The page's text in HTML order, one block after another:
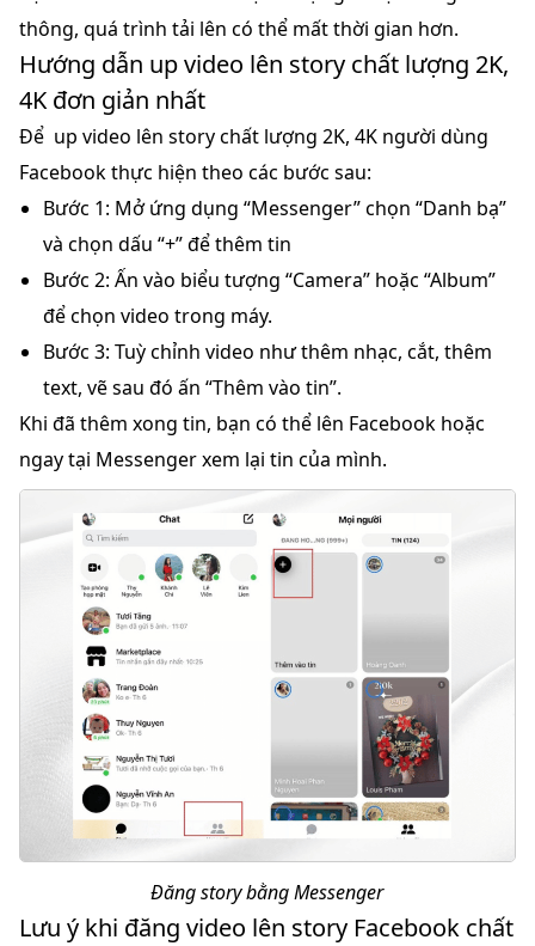
thông, quá trình tải lên có thể mất thời gian hơn.
Hướng dẫn up video lên story chất lượng 2K,
4K đơn giản nhất
Để up video lên story chất lượng 2K, 4K người dùng
Facebook thực hiện theo các bước sau:
Bước 1: Mở ứng dụng “Messenger” chọn “Danh bạ”
và chọn dấu “+” để thêm tin
Bước 2: Ấn vào biểu tượng “Camera” hoặc “Album”
để chọn video trong máy.
Bước 3: Tuỳ chỉnh video như thêm nhạc, cắt, thêm
text, vẽ sau đó ấn “Thêm vào tin”.
Khi đã thêm xong tin, bạn có thể lên Facebook hoặc
ngay tại Messenger xem lại tin của mình.
Đăng story bằng Messenger
Lưu ý khi đăng video lên story Facebook chất